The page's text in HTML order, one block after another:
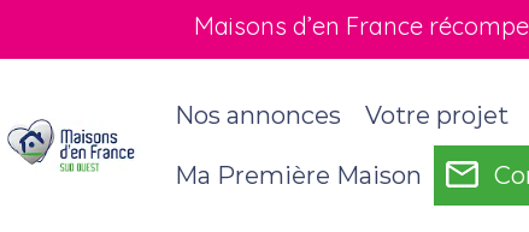
Maisons d’en France
Nos annonces Votre projet
Ma Première Maison